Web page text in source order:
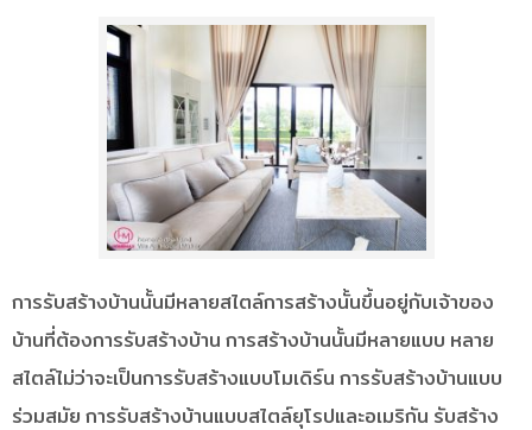
การรับสร้างบ้านนั้นมีหลายสไตล์การสร้างนั้นขึ้นอยู่กับเจ้าของ
บ้านที่ต้องการรับสร้างบ้าน การสร้างบ้านนั้นมีหลายแบบ หลาย
สไตล์ไม่ว่าจะเป็นการรับสร้างแบบโมเดิร์น การรับสร้างบ้านแบบ
ร่วมสมัย การรับสร้างบ้านแบบสไตล์ยุโรปและอเมริกัน รับสร้าง